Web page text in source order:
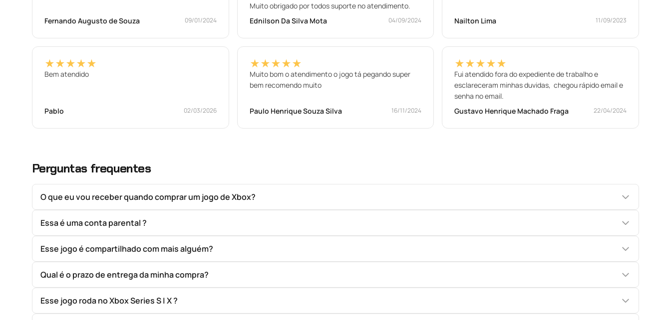
Fernando Augusto de Souza 09/01/2024
Muito obrigado por todos suporte no atendimento.
Ednilson Da Silva Mota
04/09/2024 Nailton Lima 11/09/2023
★★★★★
Bem atendido
Pablo 02/03/2026
★★★★★
Muito bom o atendimento o jogo tá pegando super
bem recomendo muito
Paulo Henrique Souza Silva 16/11/2024
★★★★★
Fui atendido fora do expediente de trabalho e
esclareceram minhas duvidas, chegou rápido email e
senha no email.
Gustavo Henrique Machado Fraga
22/04/2024
Perguntas frequentes
O que eu vou receber quando comprar um jogo de Xbox?
Essa é uma conta parental ?
Esse jogo é compartilhado com mais alguém?
Qual é o prazo de entrega da minha compra?
Esse jogo roda no Xbox Series S | X ?